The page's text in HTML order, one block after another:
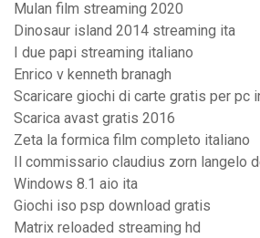
Mulan film streaming 2020
Dinosaur island 2014 streaming ita
I due papi streaming italiano
Enrico v kenneth branagh
Scaricare giochi di carte gratis per pc
Scarica avast gratis 2016
Zeta la formica film completo italiano
Il commissario claudius zorn langelo
Windows 8.1 aio ita
Giochi iso psp download gratis
Matrix reloaded streaming hd